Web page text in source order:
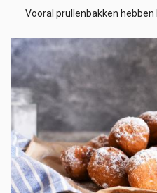
Vooral prullenbakken